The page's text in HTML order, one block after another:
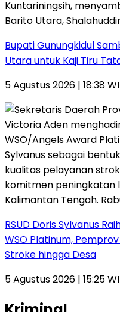
Bupati Gunungkidul
Utara untuk Kaji Tiru
5 Agustus 2026 | 18:38
RSUD Doris Sylvanus
WSO Platinum,
Stroke hingga Desa
5 Agustus 2026 | 15:25